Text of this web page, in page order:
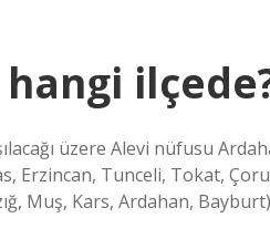
üzere Alevi nüfusu
Erzincan, Tunceli, Tokat,
Muş, Kars, Ardahan,